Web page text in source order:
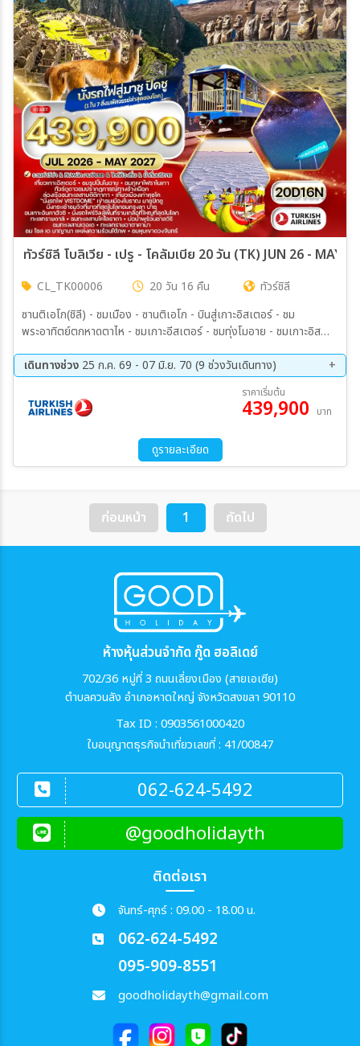
ทัวร์ชิลี โบลิเวีย - เปรู - โคลัมเบีย 20 วัน (TK) JUN 26 - MAY 27
CL_TK00006 20 วัน 16 คืน
ทัวร์ชิลี
ซานติเอโก(ชิลี) - ชมเมือง - ซานติเอโก - บินสู่เกาะอิสเตอร์ - ชม
พระอาทิตย์ตกหาดตาไห - ชมเกาะอีสเตอร์ - ชมทุ่งโมอาย - ชมเกาะอิส
กิจกรรมดูดาว(Stargazing) - โบลิเวีย
เดินทางช่วง 25 ก.ค. 69 - 07 มิ.ย. 70 (9 ช่วงวันเดินทาง)
12 ต.ค. 69 - 31 ต.ค. 69
10 พ.ย. 69 - 29 พ.ย. 69
24 ธ.ค. 69 - 12 ม.ค. 70
19 ก.พ. 70 - 10 มี.ค. 70
14 มี.ค. 70 - 02 เม.ย. 70
27 เม.ย. 70 - 16 พ.ค. 70
ราคาเริ่มต้น
439,900 บาท
ดูรายละเอียด
ก่อนหน้า 1 ถัดไป
ห้างหุ้นส่วนจำกัด กู๊ด ฮอลิเดย์
702/36 หมู่ที่ 3 ถนนเลี่ยงเมือง (สายเอเซีย)
ตำบลควนลัง อำเภอหาดใหญ่ จังหวัดสงขลา 90110
Tax ID : 0903561000420
ใบอนุญาตธุรกิจนำเที่ยวเลขที่ : 41/00847
062-624-5492
@goodholidayth
ติดต่อเรา
จันทร์-ศุกร์ : 09.00 - 18.00 น.
062-624-5492
095-909-8551
goodholidayth@gmail.com